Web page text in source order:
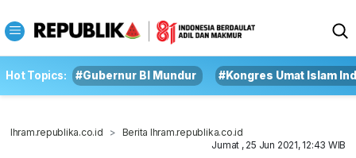
Hot Topics: #Gubernur BI Mundur #Kongres Umat Islam
Ihram.republika.co.id
Berita Ihram.republika.co.id
Jumat , 25 Jun 2021, 12:43 WIB